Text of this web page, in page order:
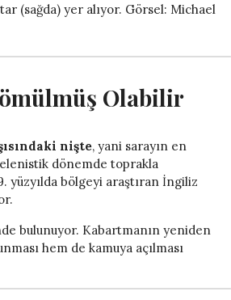
(sağda) yer alıyor. Görsel: Michael
Olabilir
nişte, yani sarayın en
dönemde toprakla
yüzyılda bölgeyi araştıran İngiliz
bulunuyor. Kabartmanın yeniden
hem de kamuya açılması